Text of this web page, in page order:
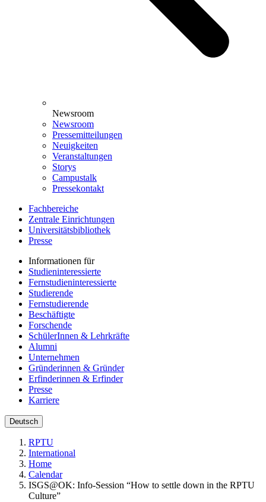
Newsroom
Newsroom
Pressemitteilungen
Neuigkeiten
Veranstaltungen
Storys
Campustalk
Pressekontakt
Fachbereiche
Zentrale Einrichtungen
Universitätsbibliothek
Presse
Informationen für
Studieninteressierte
Fernstudieninteressierte
Studierende
Fernstudierende
Beschäftigte
Forschende
SchülerInnen & Lehrkräfte
Alumni
Unternehmen
Gründerinnen & Gründer
Erfinderinnen & Erfinder
Presse
Karriere
Deutsch
RPTU
International
Home
Calendar
ISGS@OK: Info-Session “How to settle down in the RPTU
Culture”